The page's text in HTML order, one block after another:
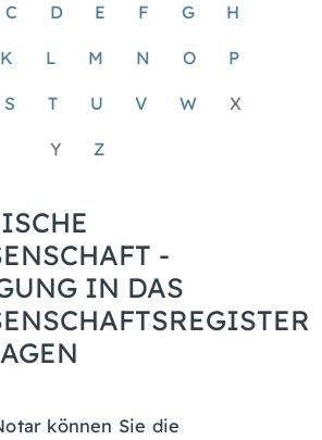
C D E F G H
K L M N O P
S T U V W X
Y Z
-
IN DAS
können Sie die